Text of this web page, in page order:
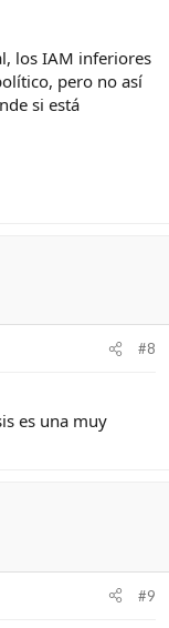
los IAM inferiores
pero no así
si está
#8
es una muy
#9